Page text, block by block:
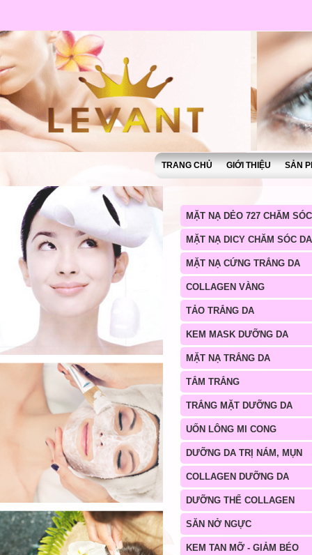
TRANG CHỦ GIỚI THIỆU SẢN
MẶT NẠ DẺO 727 CHĂM
MẶT NẠ DICY CHĂM SÓC DA
MẶT NẠ CỨNG TRẮNG DA
COLLAGEN VÀNG
TẢO TRẮNG DA
KEM MASK DƯỠNG DA
MẶT NẠ TRẮNG DA
TẮM TRẮNG
TRẮNG MẶT DƯỠNG DA
UỐN LÔNG MI CONG
DƯỠNG DA TRỊ NÁM, MỤN
COLLAGEN DƯỠNG DA
DƯỠNG THỂ COLLAGEN
SĂN NỞ NGỰC
KEM TAN MỠ - GIẢM BÉO